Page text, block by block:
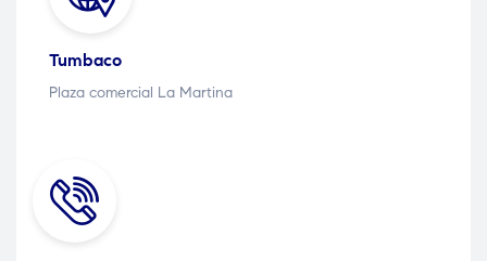
Tumbaco
Plaza comercial La Martina